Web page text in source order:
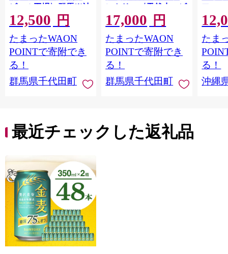
ビール工場〉群馬※沖
縄・離島地域へのお届
け不可
12,500 円
たまったWAON
POINTで寄附でき
る！
群馬県千代田町
ントリー〈天然水のビ
ール工場〉群馬※沖
縄・離島地域へのお届
け不可
17,000 円
たまったWAON
POINTで寄附でき
る！
群馬県千代田町
フ』
泡酒
1ケー
ロ ゼ
麦芽3
化し
すめ
重瀬
たま
る！
沖縄
最近チェックした返礼品